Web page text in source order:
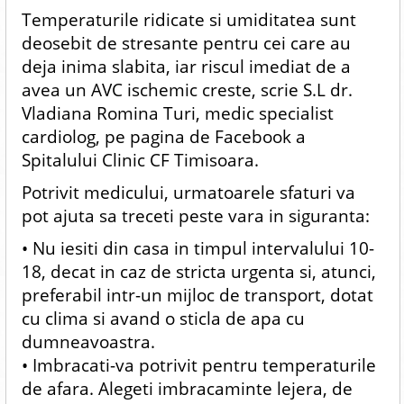
Temperaturile ridicate si umiditatea sunt
deosebit de stresante pentru cei care au
deja inima slabita, iar riscul imediat de a
avea un AVC ischemic creste, scrie S.L dr.
Vladiana Romina Turi, medic specialist
cardiolog, pe pagina de Facebook a
Spitalului Clinic CF Timisoara.
Potrivit medicului, urmatoarele sfaturi va
pot ajuta sa treceti peste vara in siguranta:
• Nu iesiti din casa in timpul intervalului 10-
18, decat in caz de stricta urgenta si, atunci,
preferabil intr-un mijloc de transport, dotat
cu clima si avand o sticla de apa cu
dumneavoastra.
• Imbracati-va potrivit pentru temperaturile
de afara. Alegeti imbracaminte lejera, de